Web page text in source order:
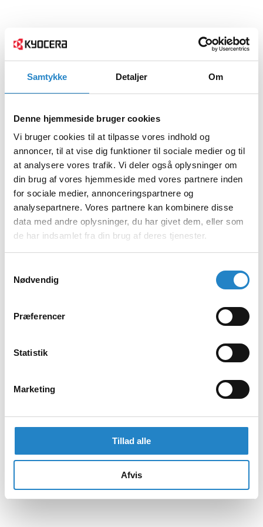
Samtykke Detaljer Om
Denne hjemmeside bruger cookies
Vi bruger cookies til at tilpasse vores indhold og
annoncer, til at vise dig funktioner til sociale medier og til
at analysere vores trafik. Vi deler også oplysninger om
din brug af vores hjemmeside med vores partnere inden
for sociale medier, annonceringspartnere og
analysepartnere. Vores partnere kan kombinere disse
data med andre oplysninger, du har givet dem, eller som
de har indsamlet fra din brug af deres tjenester.
Nødvendig
Præferencer
Statistik
Marketing
Tillad alle
Afvis